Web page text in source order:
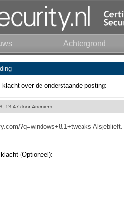
Achtergrond
klacht over de onderstaande posting:
13:47 doorAnoniem
?q=windows+8.1+tweaks Alsjeblieft.
(Optioneel):